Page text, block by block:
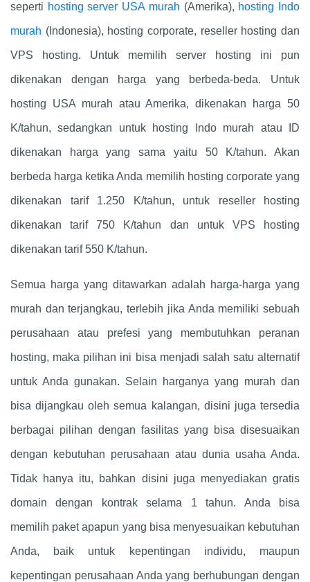
seperti hosting server USA murah (Amerika), hosting Indo
murah (Indonesia), hosting corporate, reseller hosting dan
VPS hosting. Untuk memilih server hosting ini pun
dikenakan dengan harga yang berbeda-beda. Untuk
hosting USA murah atau Amerika, dikenakan harga 50
K/tahun, sedangkan untuk hosting Indo murah atau ID
dikenakan harga yang sama yaitu 50 K/tahun. Akan
berbeda harga ketika Anda memilih hosting corporate yang
dikenakan tarif 1.250 K/tahun, untuk reseller hosting
dikenakan tarif 750 K/tahun dan untuk VPS hosting
dikenakan tarif 550 K/tahun.
Semua harga yang ditawarkan adalah harga-harga yang
murah dan terjangkau, terlebih jika Anda memiliki sebuah
perusahaan atau prefesi yang membutuhkan peranan
hosting, maka pilihan ini bisa menjadi salah satu alternatif
untuk Anda gunakan. Selain harganya yang murah dan
bisa dijangkau oleh semua kalangan, disini juga tersedia
berbagai pilihan dengan fasilitas yang bisa disesuaikan
dengan kebutuhan perusahaan atau dunia usaha Anda.
Tidak hanya itu, bahkan disini juga menyediakan gratis
domain dengan kontrak selama 1 tahun. Anda bisa
memilih paket apapun yang bisa menyesuaikan kebutuhan
Anda, baik untuk kepentingan individu, maupun
kepentingan perusahaan Anda yang berhubungan dengan